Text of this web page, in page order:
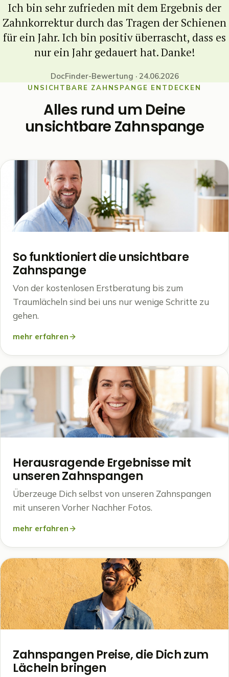
Ich bin sehr zufrieden mit dem Ergebnis der
Zahnkorrektur durch das Tragen der Schienen
für ein Jahr. Ich bin positiv überrascht, dass es
nur ein Jahr gedauert hat. Danke!
DocFinder-Bewertung · 24.06.2026
UNSICHTBARE ZAHNSPANGE ENTDECKEN
Alles rund um Deine
unsichtbare Zahnspange
So funktioniert die unsichtbare
Zahnspange
Von der kostenlosen Erstberatung bis zum
Traumlächeln sind bei uns nur wenige Schritte zu
gehen.
mehr erfahren
Herausragende Ergebnisse mit
unseren Zahnspangen
Überzeuge Dich selbst von unseren Zahnspangen
mit unseren Vorher Nachher Fotos.
mehr erfahren
Zahnspangen Preise, die Dich zum
Lächeln bringen